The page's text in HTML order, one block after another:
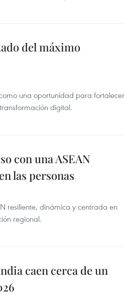
del máximo
una oportunidad para fortalecer
digital.
con una ASEAN
las personas
resiliente, dinámica y centrada en
regional.
caen cerca de un